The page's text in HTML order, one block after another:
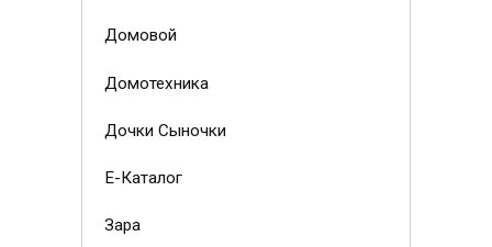
Домовой
Домотехника
Дочки Сыночки
Е-Каталог
Зара